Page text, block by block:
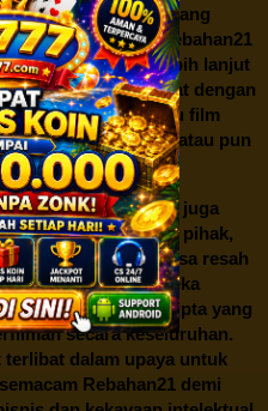
antarmuka yang
cukup lengkap,Rebahan21
mencari tahu lebih lanjut
Anda dapat dengan
ditonton, baik itu film
yang sedang hits, atau pun
kualitas terbaik.
manis,Rebahan21juga
film. Banyak pihak,
hak cipta, merasa resah
seperti ini. Mereka
pelanggaran hak cipta yang
secara keseluruhan.
dalam upaya untuk
Rebahan21 demi